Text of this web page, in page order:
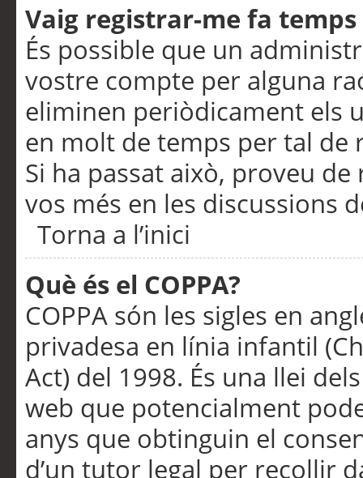
Vaig registrar-me fa
És possible que un
vostre compte per alguna
eliminen periòdicament els
en molt de temps per tal de
Si ha passat això, proveu
vos més en les discussions
Torna a l’inici
Què és el COPPA?
COPPA són les sigles en
privadesa en línia infantil
Act) del 1998. És una llei
web que potencialment
anys que obtinguin el
d’un tutor legal per recollir